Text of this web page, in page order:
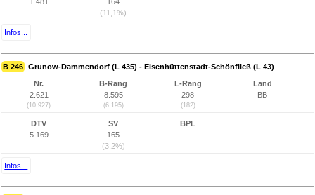
(11,1%)
Infos...
B 246 Grunow-Dammendorf (L 435) - Eisenhüttenstadt-Schönfließ (L 43)
Nr.
2.621
(10.927)
B-Rang
8.595
(6.195)
L-Rang
298
(182)
Land
BB
DTV
5.169
SV
165
(3,2%)
BPL
Infos...